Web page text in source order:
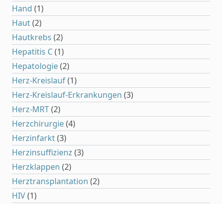
Hand (1)
Haut(2)
Hautkrebs (2)
Hepatitis C(1)
Hepatologie(2)
Herz-Kreislauf(1)
Herz-Kreislauf-Erkrankungen (3)
Herz-MRT(2)
Herzchirurgie(4)
Herzinfarkt(3)
Herzinsuffizienz (3)
Herzklappen (2)
Herztransplantation (2)
HIV(1)